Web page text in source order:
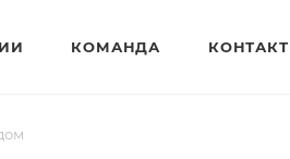
КОМАНДА